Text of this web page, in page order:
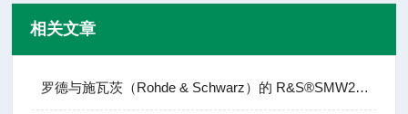
相关文章
罗德与施瓦茨（Rohde & Schwarz）的 R&S®SMW200A